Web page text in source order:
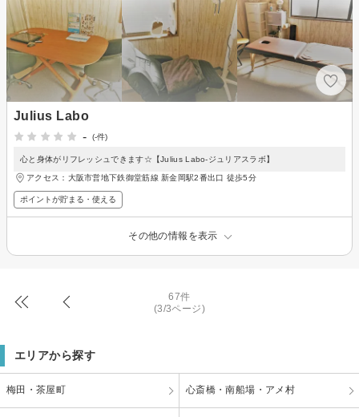
Julius Labo
-
(-件)
心と身体がリフレッシュできます☆【Julius Labo-ジュリアスラボ】
アクセス：大阪市営地下鉄御堂筋線 新金岡駅2番出口 徒歩5分
ポイントが貯まる・使える
その他の情報を表示
67件
(3/3ページ)
エリアから探す
梅田・茶屋町 心斎橋・南船場・アメ村